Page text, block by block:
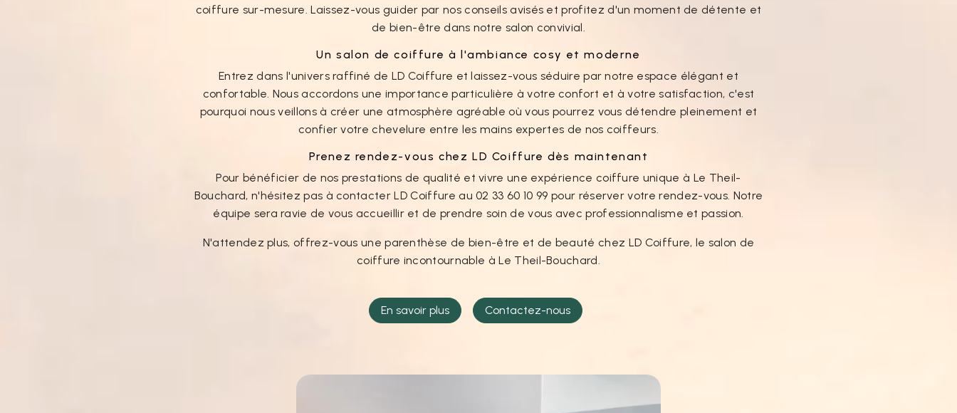
coiffure sur-mesure. Laissez-vous guider par nos conseils avisés et profitez d'un moment de détente et
de bien-être dans notre salon convivial.
Un salon de coiffure à l'ambiance cosy et moderne
Entrez dans l'univers raffiné de LD Coiffure et laissez-vous séduire par notre espace élégant et
confortable. Nous accordons une importance particulière à votre confort et à votre satisfaction, c'est
pourquoi nous veillons à créer une atmosphère agréable où vous pourrez vous détendre pleinement et
confier votre chevelure entre les mains expertes de nos coiffeurs.
Prenez rendez-vous chez LD Coiffure dès maintenant
Pour bénéficier de nos prestations de qualité et vivre une expérience coiffure unique à Le Theil-
Bouchard, n'hésitez pas à contacter LD Coiffure au 02 33 60 10 99 pour réserver votre rendez-vous. Notre
équipe sera ravie de vous accueillir et de prendre soin de vous avec professionnalisme et passion.
N'attendez plus, offrez-vous une parenthèse de bien-être et de beauté chez LD Coiffure, le salon de
coiffure incontournable à Le Theil-Bouchard.
En savoir plus Contactez-nous